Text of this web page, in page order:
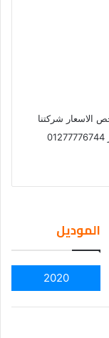
الاسعار شركتنا
الموديل
2020